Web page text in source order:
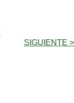
SIGUIENTE >